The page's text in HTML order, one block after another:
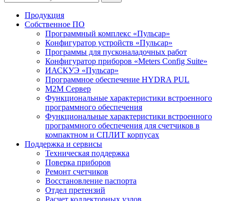
Продукция
Собственное ПО
Программный комплекс «Пульсар»
Конфигуратор устройств «Пульсар»
Программы для пусконаладочных работ
Конфигуратор приборов «Meters Config Suite»
ИАСКУЭ «Пульсар»
Программное обеспечение HYDRA PUL
M2M Сервер
Функциональные характеристики встроенного
программного обеспечения
Функциональные характеристики встроенного
программного обеспечения для счетчиков в
компактном и СПЛИТ корпусах
Поддержка и сервисы
Техническая поддержка
Поверка приборов
Ремонт счетчиков
Восстановление паспорта
Отдел претензий
Расчет коллекторных узлов